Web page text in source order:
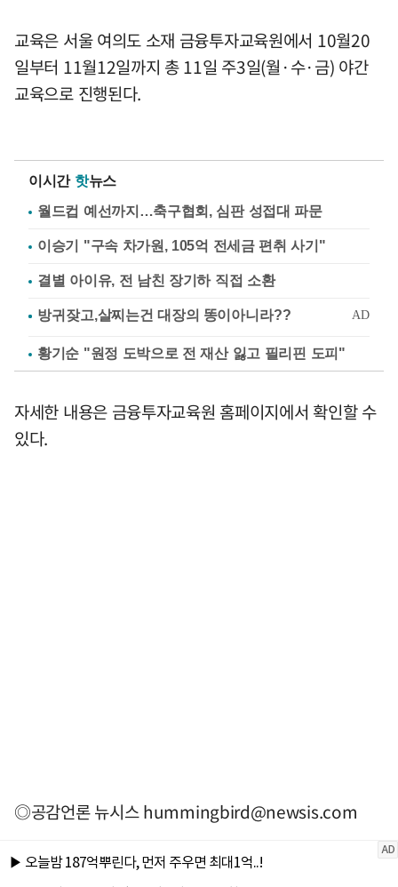
교육은 서울 여의도 소재 금융투자교육원에서 10월20
일부터 11월12일까지 총 11일 주3일(월·수·금) 야간
교육으로 진행된다.
이시간 핫뉴스
월드컵 예선까지…축구협회, 심판 성접대 파문
이승기 "구속 차가원, 105억 전세금 편취 사기"
결별 아이유, 전 남친 장기하 직접 소환
황기순 "원정 도박으로 전 재산 잃고 필리핀 도피"
자세한 내용은 금융투자교육원 홈페이지에서 확인할 수
있다.
◎공감언론 뉴시스hummingbird@newsis.com